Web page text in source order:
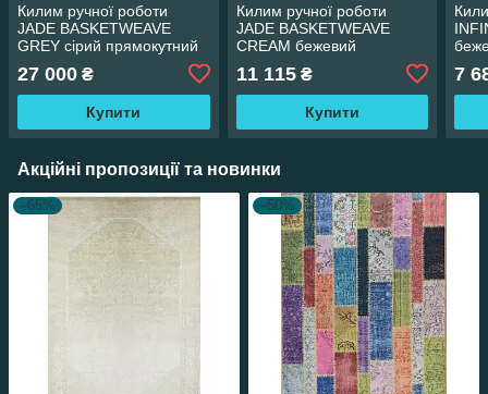
Килим ручної роботи
JADE BASKETWEAVE
GREY сірий прямокутний
27 000 ₴
Купити
Килим ручної роботи
JADE BASKETWEAVE
CREAM бежевий
прямокутний 130*190 см
11 115₴
Купити
7
Акційні пропозиції та новинки
–65% –50%